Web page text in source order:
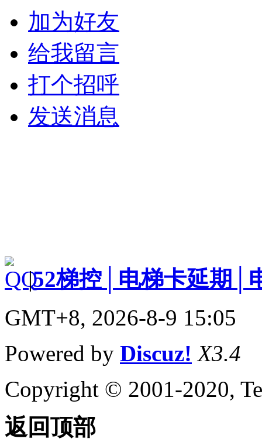
加为好友
给我留言
打个招呼
发送消息
|52梯控│电梯卡延期│
GMT+8, 2026-8-9 15:05
Powered by Discuz! X3.4
Copyright © 2001-2020,
返回顶部